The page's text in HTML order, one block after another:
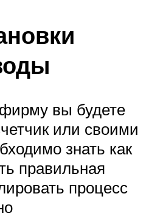
вы будете
или своими
знать как
правильная
процесс